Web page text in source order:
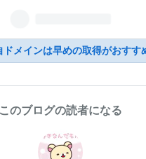
ドメインは早めの取得がおすす
このブログの読者になる